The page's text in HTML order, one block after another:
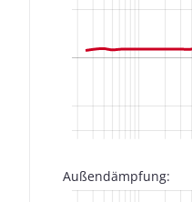
Außendämpfung: